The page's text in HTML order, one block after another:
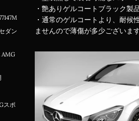
セダン
AMG
スポ
・艶ありゲルコートブラック製
・通常のゲルコートより、耐
ませんので薄傷が多少ございま